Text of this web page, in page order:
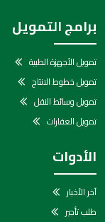
برامج التمويل
تمويل الأجهزة الطبية
تمويل خطوط الانتاج
تمويل وسائط النقل
تمويل العقارات
الأدوات
آخر الأخبار
طلب تأجير